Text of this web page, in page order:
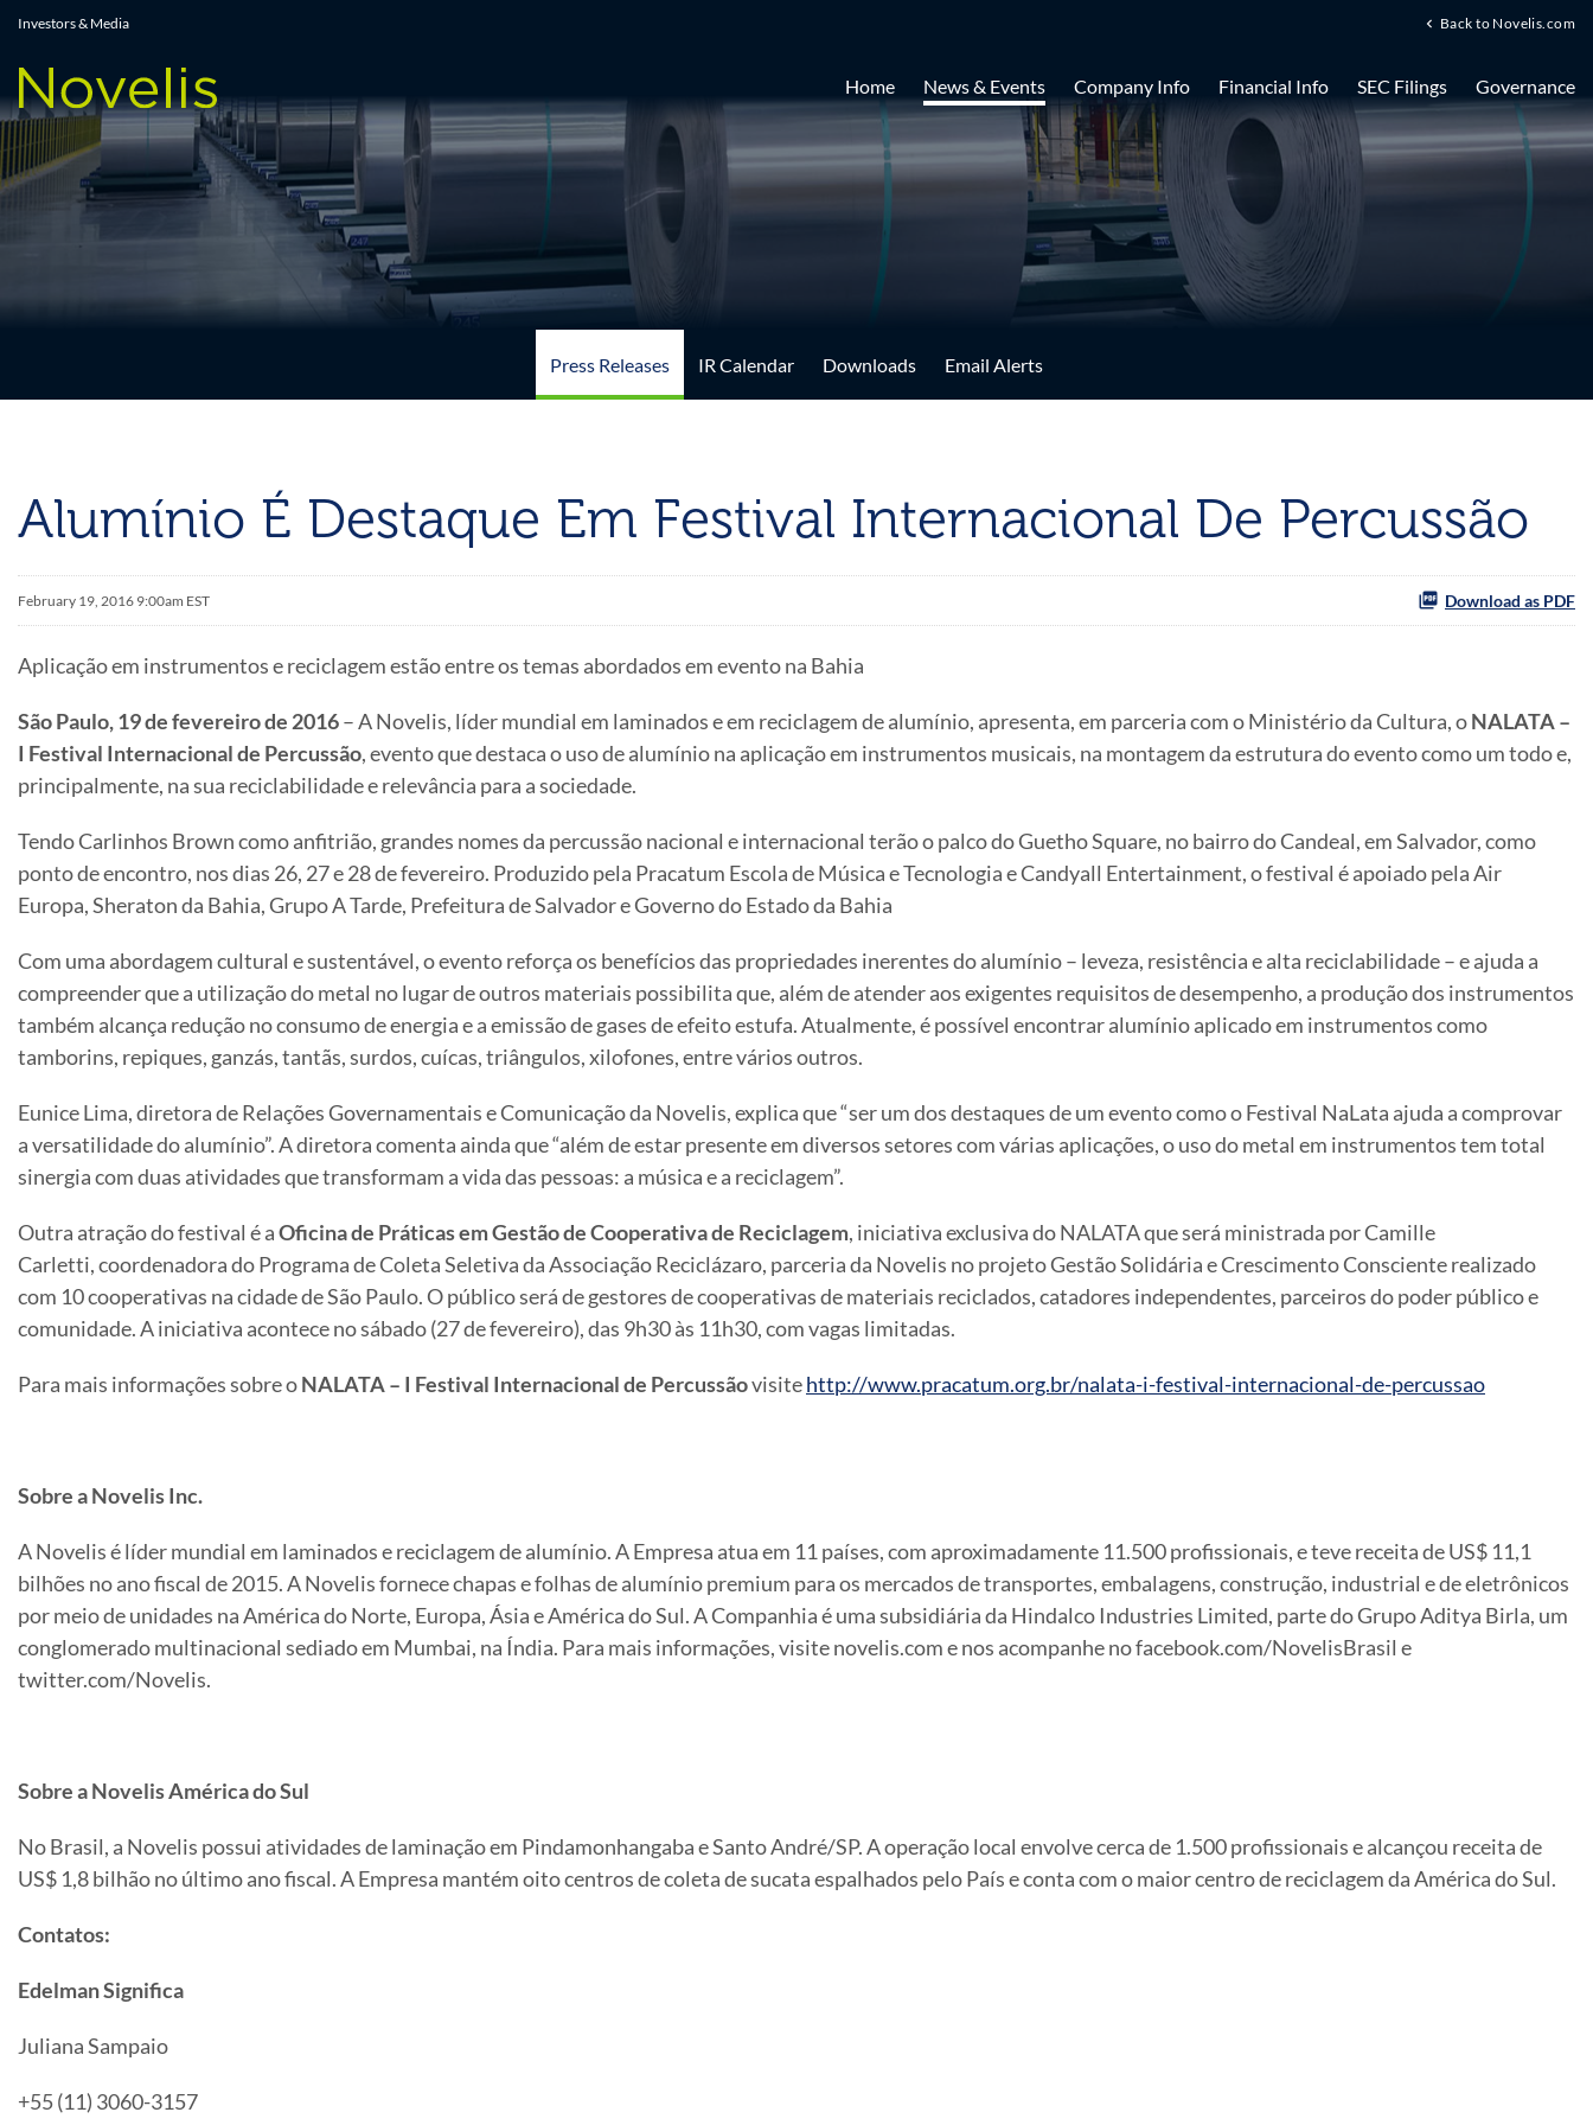
Investors & Media Back to Novelis.com
Home News & Events Company Info Financial Info SEC Filings Governance
Press Releases
Press Releases IR Calendar Downloads Email Alerts
Alumínio É Destaque Em Festival Internacional De Percussão
February 19, 2016 9:00am EST Download as PDF
Aplicação em instrumentos e reciclagem estão entre os temas abordados em evento na Bahia
São Paulo, 19 de fevereiro de 2016– A Novelis, líder mundial em laminados e em reciclagem de alumínio, apresenta, em parceria com o Ministério da Cultura, oNALATA –
I Festival Internacional de Percussão, evento que destaca o uso de alumínio na aplicação em instrumentos musicais, na montagem da estrutura do evento como um todo e,
principalmente, na sua reciclabilidade e relevância para a sociedade.
Tendo Carlinhos Brown como anfitrião, grandes nomes da percussão nacional e internacional terão o palco do Guetho Square, no bairro do Candeal, em Salvador, como
ponto de encontro, nos dias 26, 27 e 28 de fevereiro. Produzido pela Pracatum Escola de Música e Tecnologia e Candyall Entertainment, o festival é apoiado pela Air
Europa, Sheraton da Bahia, Grupo A Tarde, Prefeitura de Salvador e Governo do Estado da Bahia
Com uma abordagem cultural e sustentável, o evento reforça os benefícios das propriedades inerentes do alumínio – leveza, resistência e alta reciclabilidade – e ajuda a
compreender que a utilização do metal no lugar de outros materiais possibilita que, além de atender aos exigentes requisitos de desempenho, a produção dos instrumentos
também alcança redução no consumo de energia e a emissão de gases de efeito estufa. Atualmente, é possível encontrar alumínio aplicado em instrumentos como
tamborins, repiques, ganzás, tantãs, surdos, cuícas, triângulos, xilofones, entre vários outros.
Eunice Lima, diretora de Relações Governamentais e Comunicação da Novelis, explica que “ser um dos destaques de um evento como o Festival NaLata ajuda a comprovar
a versatilidade do alumínio”. A diretora comenta ainda que “além de estar presente em diversos setores com várias aplicações, o uso do metal em instrumentos tem total
sinergia com duas atividades que transformam a vida das pessoas: a música e a reciclagem”.
Outra atração do festival é aOficina de Práticas em Gestão de Cooperativa de Reciclagem, iniciativa exclusiva do NALATA que será ministrada por Camille
Carletti, coordenadora do Programa de Coleta Seletiva da Associação Reciclázaro, parceria da Novelis no projeto Gestão Solidária e Crescimento Consciente realizado
com 10 cooperativas na cidade de São Paulo. O público será de gestores de cooperativas de materiais reciclados, catadores independentes, parceiros do poder público e
comunidade. A iniciativa acontece no sábado (27 de fevereiro), das 9h30 às 11h30, com vagas limitadas.
Para mais informações sobre oNALATA – I Festival Internacional de Percussãovisitehttp://www.pracatum.org.br/nalata-i-festival-internacional-de-percussao
Sobre a Novelis Inc.
A Novelis é líder mundial em laminados e reciclagem de alumínio. A Empresa atua em 11 países, com aproximadamente 11.500 profissionais, e teve receita de US$ 11,1
bilhões no ano fiscal de 2015. A Novelis fornece chapas e folhas de alumínio premium para os mercados de transportes, embalagens, construção, industrial e de eletrônicos
por meio de unidades na América do Norte, Europa, Ásia e América do Sul. A Companhia é uma subsidiária da Hindalco Industries Limited, parte do Grupo Aditya Birla, um
conglomerado multinacional sediado em Mumbai, na Índia. Para mais informações, visite novelis.com e nos acompanhe no facebook.com/NovelisBrasil e
twitter.com/Novelis.
Sobre a Novelis América do Sul
No Brasil, a Novelis possui atividades de laminação em Pindamonhangaba e Santo André/SP. A operação local envolve cerca de 1.500 profissionais e alcançou receita de
US$ 1,8 bilhão no último ano fiscal. A Empresa mantém oito centros de coleta de sucata espalhados pelo País e conta com o maior centro de reciclagem da América do Sul.
Contatos:
Edelman Significa
Juliana Sampaio
+55 (11) 3060-3157